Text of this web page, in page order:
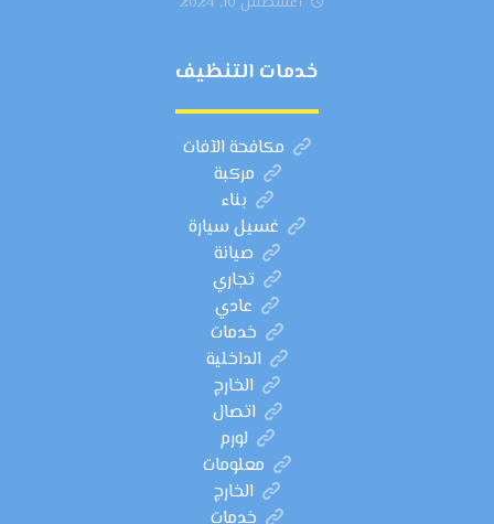
خدمات التنظيف
مكافحة الآفات
مركبة
بناء
غسيل سيارة
صيانة
تجاري
عادي
خدمات
الداخلية
الخارج
اتصال
لورم
معلومات
الخارج